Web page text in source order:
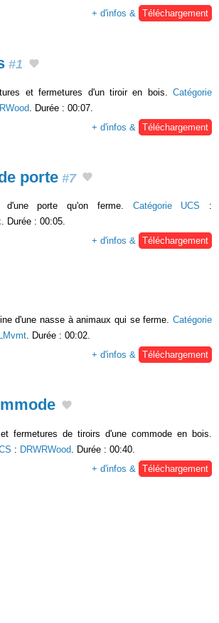
+ d'infos &
Téléchargement
#1
et fermetures d'un tiroir en bois. Catégorie
. Durée : 00:07.
+ d'infos &
Téléchargement
porte #7
d'une porte qu'on ferme. Catégorie UCS :
. Durée : 00:05.
+ d'infos & Téléchargement
d'une nasse à animaux qui se ferme. Catégorie
. Durée : 00:02.
+ d'infos &
Téléchargement
fermetures de tiroirs d'une commode en bois.
: DRWRWood . Durée : 00:40.
+ d'infos &
Téléchargement